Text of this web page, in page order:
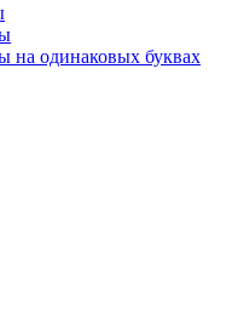
на одинаковых буквах